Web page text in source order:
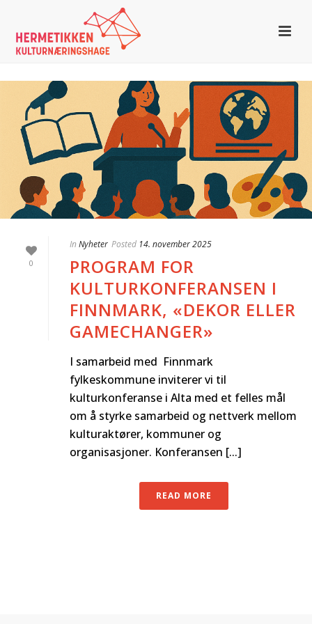
0
In Nyheter Posted 14. november 2025
PROGRAM FOR
KULTURKONFERANSEN I
FINNMARK, «DEKOR ELLER
GAMECHANGER»
I samarbeid med Finnmark
fylkeskommune inviterer vi til
kulturkonferanse i Alta med et felles mål
om å styrke samarbeid og nettverk mellom
kulturaktører, kommuner og
organisasjoner. Konferansen [...]
READ MORE